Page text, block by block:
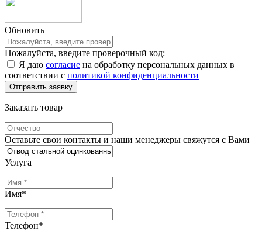
Обновить
Пожалуйста, введите проверочный код:
Я даю согласие на обработку персональных данных в
соответствии с политикой конфиденциальности
Заказать товар
Оставьте свои контакты и наши менеджеры свяжутся с Вами
Услуга
Имя*
Телефон*